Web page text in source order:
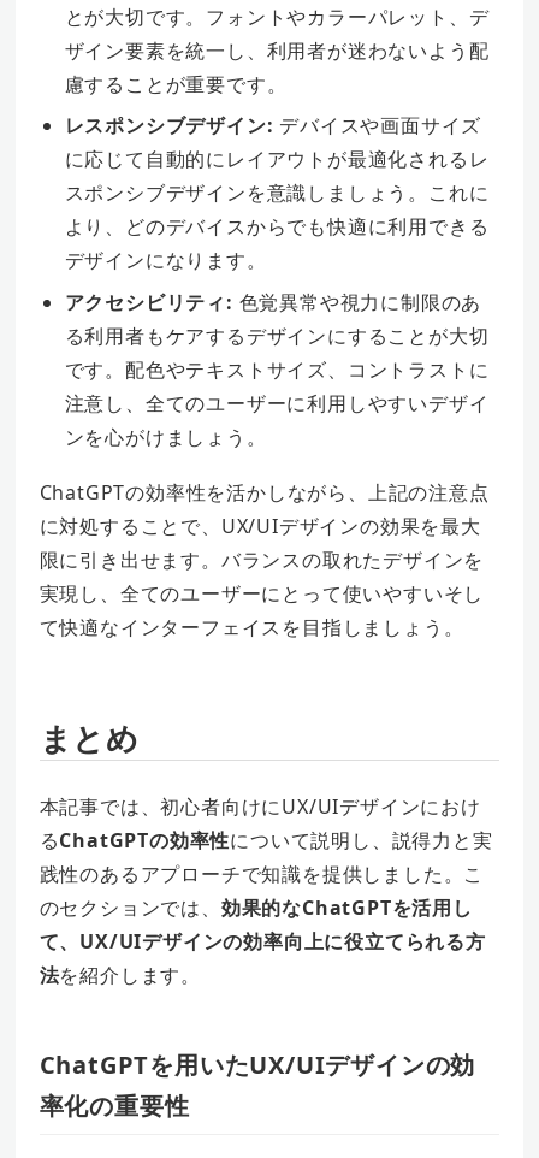
とが大切です。フォントやカラーパレット、デ
ザイン要素を統一し、利用者が迷わないよう配
慮することが重要です。
レスポンシブデザイン: デバイスや画面サイズ
に応じて自動的にレイアウトが最適化されるレ
スポンシブデザインを意識しましょう。これに
より、どのデバイスからでも快適に利用できる
デザインになります。
アクセシビリティ: 色覚異常や視力に制限のあ
る利用者もケアするデザインにすることが大切
です。配色やテキストサイズ、コントラストに
注意し、全てのユーザーに利用しやすいデザイ
ンを心がけましょう。
ChatGPTの効率性を活かしながら、上記の注意点
に対処することで、UX/UIデザインの効果を最大
限に引き出せます。バランスの取れたデザインを
実現し、全てのユーザーにとって使いやすいそし
て快適なインターフェイスを目指しましょう。
まとめ
本記事では、初心者向けにUX/UIデザインにおけ
るChatGPTの効率性について説明し、説得力と実
践性のあるアプローチで知識を提供しました。こ
のセクションでは、 効果的なChatGPTを活用し
て、UX/UIデザインの効率向上に役立てられる方
法を紹介します。
ChatGPTを用いたUX/UIデザインの効
率化の重要性